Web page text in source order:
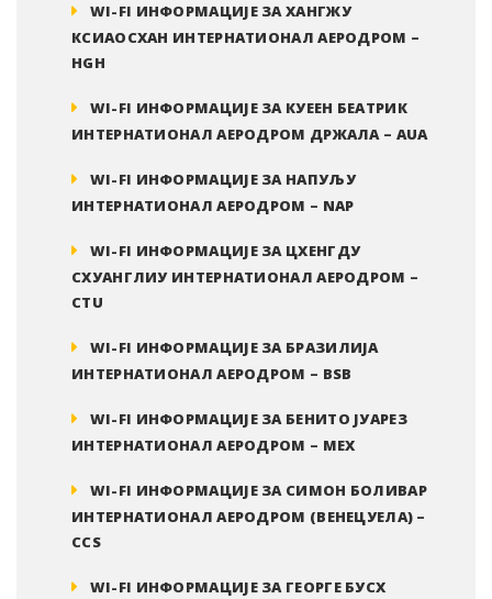
WI-FI ИНФОРМАЦИЈЕ ЗА ХАНГЖУ
КСИАОСХАН ИНТЕРНАТИОНАЛ АЕРОДРОМ –
HGH
WI-FI ИНФОРМАЦИЈЕ ЗА КУЕЕН БЕАТРИК
ИНТЕРНАТИОНАЛ АЕРОДРОМ ДРЖАЛА – AUA
WI-FI ИНФОРМАЦИЈЕ ЗА НАПУЉУ
ИНТЕРНАТИОНАЛ АЕРОДРОМ – NAP
WI-FI ИНФОРМАЦИЈЕ ЗА ЦХЕНГДУ
СХУАНГЛИУ ИНТЕРНАТИОНАЛ АЕРОДРОМ –
CTU
WI-FI ИНФОРМАЦИЈЕ ЗА БРАЗИЛИЈА
ИНТЕРНАТИОНАЛ АЕРОДРОМ – BSB
WI-FI ИНФОРМАЦИЈЕ ЗА БЕНИТО ЈУАРЕЗ
ИНТЕРНАТИОНАЛ АЕРОДРОМ – MEX
WI-FI ИНФОРМАЦИЈЕ ЗА СИМОН БОЛИВАР
ИНТЕРНАТИОНАЛ АЕРОДРОМ (ВЕНЕЦУЕЛА) –
CCS
WI-FI ИНФОРМАЦИЈЕ ЗА ГЕОРГЕ БУСХ